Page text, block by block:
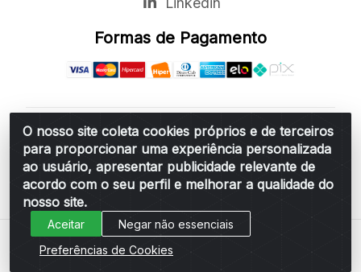
O nosso site coleta cookies próprios e de terceiros
para proporcionar uma experiência personalizada
ao usuário, apresentar publicidade relevante de
acordo com o seu perfil e melhorar a qualidade do
nosso site.
Aceitar
Negar não essenciais
Preferências de Cookies
Formas de Pagamento
Belchior Cortinas e Acessórios LTDA - R: Rua
Vereador Sérgio Leopoldino Alves, 876 - Santa
Bárbara d'Oeste/SP - CEP 13.456-166 - CNPJ
06.314.073/0001-34